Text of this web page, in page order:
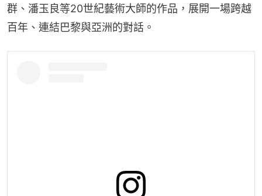
群、潘玉良等20世紀藝術大師的作品，展開一場跨越
百年、連結巴黎與亞洲的對話。